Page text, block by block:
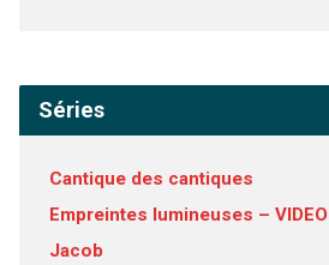
Séries
Cantique des cantiques
Empreintes lumineuses – VIDEO
Jacob